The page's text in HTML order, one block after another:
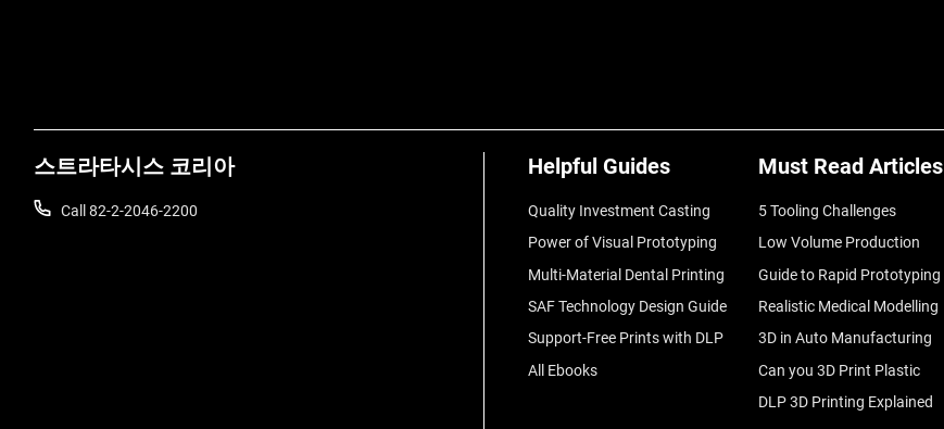
스트라타시스 코리아
Call 82-2-2046-2200
Helpful Guides
Quality Investment Casting
Power of Visual Prototyping
Multi-Material Dental Printing
SAF Technology Design Guide
Support-Free Prints with DLP
All Ebooks
Must Read Articles
5 Tooling Challenges
Low Volume Production
Guide to Rapid Prototyping
Realistic Medical Modelling
3D in Auto Manufacturing
Can you 3D Print Plastic
DLP 3D Printing Explained